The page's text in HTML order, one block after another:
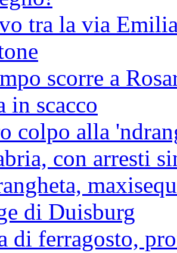
tra la via
scorre a
in scacco
colpo alla
con arresti
di Duisburg
di ferragosto,